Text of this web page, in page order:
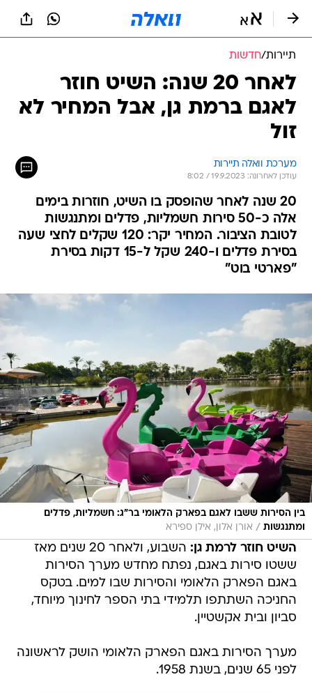
תיירות/חדשות
לאחר 20 שנה: השיט חוזר
לאגם ברמת גן, אבל המחיר לא
זול
מערכת וואלה תיירות
עודכן לאחרונה: 19.9.2023 / 8:02
20 שנה לאחר שהופסק בו השיט, חוזרות בימים
אלה כ-50 סירות חשמליות, פדלים ומתנגשות
לטובת הציבור. המחיר יקר: 120 שקלים לחצי שעה
בסירת פדלים ו-240 שקל ל-15 דקות בסירת
"פארטי בוט"
בין הסירות ששבו לאגם בפארק הלאומי בר"ג: חשמליות, פדלים
ומתנגשות / אורן אלון, אילן ספירא
השיט חוזר לרמת גן:
השבוע, ולאחר 20 שנים מאז
ששטו סירות באגם, נפתח מחדש מערך הסירות
באגם הפארק הלאומי והסירות שבו למים. בטקס
החניכה השתתפו תלמידי בתי הספר לחינוך מיוחד,
סביון ובית אקשטיין.
מערך הסירות באגם הפארק הלאומי הושק לראשונה
לפני 65 שנים, בשנת 1958.